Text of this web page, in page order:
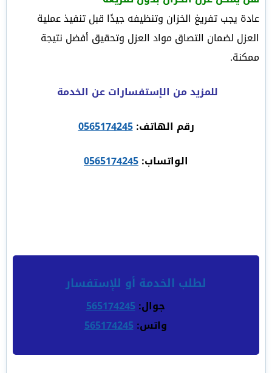
عادة يجب تفريغ الخزان وتنظيفه جيدًا قبل تنفيذ عملية
العزل لضمان التصاق مواد العزل وتحقيق أفضل نتيجة
ممكنة.
للمزيد من الإستفسارات عن الخدمة
رقم الهاتف:0565174245
الواتساب:0565174245
لطلب الخدمة أو للإستفسار
جوال:565174245
واتس:565174245